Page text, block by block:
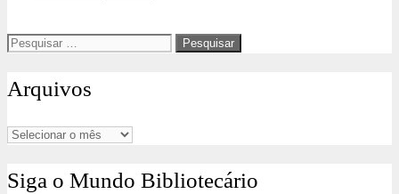
Pesquisar
Arquivos
Arquivos
Siga o Mundo Bibliotecário